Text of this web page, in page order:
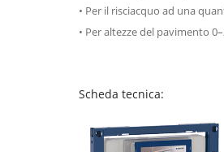
• Per il risciacquo ad una
• Per altezze del pavimento
Scheda tecnica: